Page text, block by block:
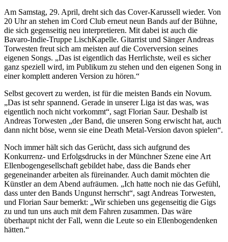
Am Samstag, 29. April, dreht sich das Cover-Karussell wieder. Von
20 Uhr an stehen im Cord Club erneut neun Bands auf der Bühne,
die sich gegenseitig neu interpretieren. Mit dabei ist auch die
Bavaro-Indie-Truppe LischKapelle. Gitarrist und Sänger Andreas
Torwesten freut sich am meisten auf die Coverversion seines
eigenen Songs. „Das ist eigentlich das Herrlichste, weil es sicher
ganz speziell wird, im Publikum zu stehen und den eigenen Song in
einer komplett anderen Version zu hören.“
Selbst gecovert zu werden, ist für die meisten Bands ein Novum.
„Das ist sehr spannend. Gerade in unserer Liga ist das was, was
eigentlich noch nicht vorkommt“, sagt Florian Saur. Deshalb ist
Andreas Torwesten „der Band, die unseren Song erwischt hat, auch
dann nicht böse, wenn sie eine Death Metal-Version davon spielen“.
Noch immer hält sich das Gerücht, dass sich aufgrund des
Konkurrenz- und Erfolgsdrucks in der Münchner Szene eine Art
Ellenbogengesellschaft gebildet habe, dass die Bands eher
gegeneinander arbeiten als füreinander. Auch damit möchten die
Künstler an dem Abend aufräumen. „Ich hatte noch nie das Gefühl,
dass unter den Bands Ungunst herrscht“, sagt Andreas Torwesten,
und Florian Saur bemerkt: „Wir schieben uns gegenseitig die Gigs
zu und tun uns auch mit dem Fahren zusammen. Das wäre
überhaupt nicht der Fall, wenn die Leute so ein Ellenbogendenken
hätten.“